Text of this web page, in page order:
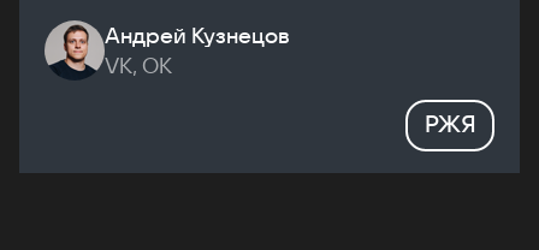
Андрей Кузнецов
VK, ОК
РЖЯ